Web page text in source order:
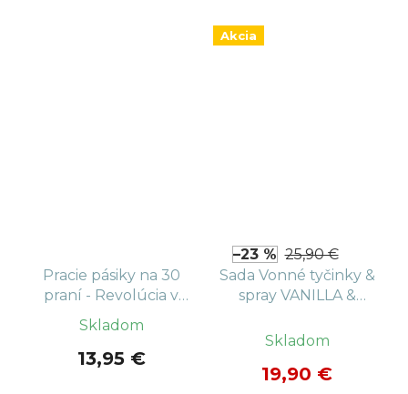
Pracie pásiky na 30
praní - Revolúcia v
praní
Priemerné
hodnotenie
produktu
Skladom
13,95 €
Akcia
25,90 €
–23 %
Sada Vonné tyčinky &
spray VANILLA &
Skladom
19,90 €